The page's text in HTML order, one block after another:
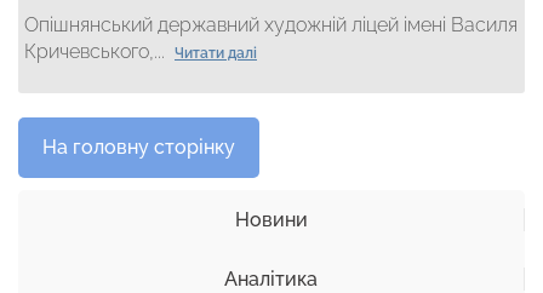
Опішнянський державний художній ліцей імені Василя
Кричевського,...
Читати далі
На головну сторінку
Новини
Аналітика